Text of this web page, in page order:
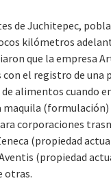
de Juchitepec,
kilómetros
que la empresa
con el registro de una
alimentos cuando
maquila (formulación)
corporaciones
(propiedad
(propiedad
otras.